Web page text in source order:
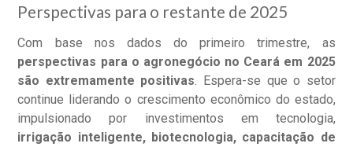
Perspectivas para o restante de 2025
Com base nos dados do primeiro trimestre, as
perspectivas para o agronegócio no Ceará em 2025
são extremamente positivas . Espera-se que o setor
continue liderando o crescimento econômico do estado,
impulsionado por investimentos em tecnologia,
irrigação inteligente, biotecnologia, capacitação de